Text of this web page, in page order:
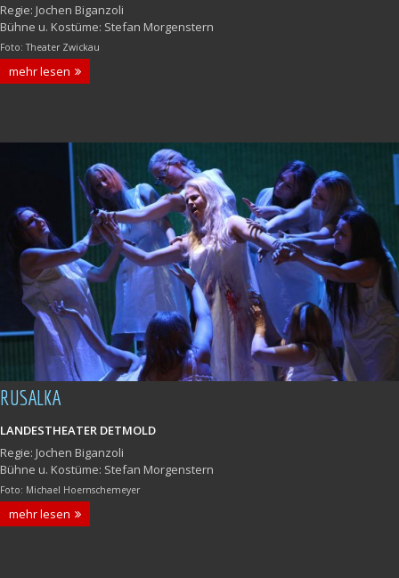
Regie: Jochen Biganzoli
Bühne u. Kostüme: Stefan Morgenstern
Foto: Theater Zwickau
mehr lesen
RUSALKA
LANDESTHEATER DETMOLD
Regie: Jochen Biganzoli
Bühne u. Kostüme: Stefan Morgenstern
Foto: Michael Hoernschemeyer
mehr lesen